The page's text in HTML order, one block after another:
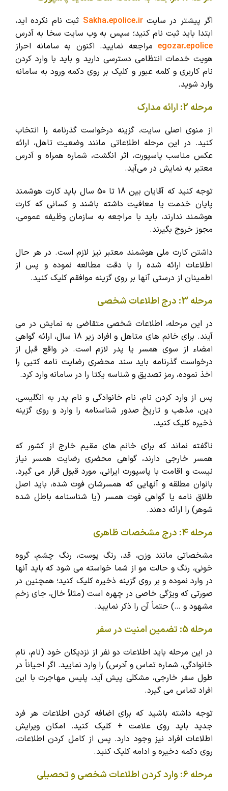
اگر پیشتر در سایتSakha.epolice.ir ثبت نام نکرده اید،
ابتدا باید ثبت نام کنید؛ سپس به وب سایت سخا به آدرس
egozar.epolice مراجعه نمایید. اکنون به سامانه احراز
هویت خدمات انتظامی دسترسی دارید و باید با وارد کردن
نام کاربری و کلمه عبور و کلیک بر روی دکمه ورود به سامانه
وارد شوید.
مرحله 2: ارائه مدارک
از منوی اصلی سایت، گزینه درخواست گذرنامه را انتخاب
کنید. در این مرحله اطلاعاتی مانند وضعیت تاهل، ارائه
عکس مناسب پاسپورت، اثر انگشت، شماره همراه و آدرس
معتبر به نمایش در می‌آید.
توجه کنید که آقایان بین 18 تا 50 سال باید کارت هوشمند
پایان خدمت یا معافیت داشته باشند و کسانی که کارت
هوشمند ندارند، باید با مراجعه به سازمان وظیفه عمومی،
مجوز خروج بگیرند.
داشتن کارت ملی هوشمند معتبر نیز لازم است. در هر حال
اطلاعات ارائه شده را با دقت مطالعه نموده و پس از
اطمینان از درستی آنها بر روی گزینه موافقم کلیک کنید.
مرحله 3: درج اطلاعات شخصی
در این مرحله، اطلاعات شخصی متقاضی به نمایش در می
آیند. برای خانم های متاهل و افراد زیر 18 سال، ارائه گواهی
امضاء از سوی همسر یا پدر لازم است. در واقع قبل از
درخواست گذرنامه باید سند محضری رضایت نامه کتبی را
اخذ نموده، رمز تصدیق و شناسه یکتا را در سامانه وارد کرد.
پس از وارد کردن نام، نام خانوادگی و نام پدر به انگلیسی،
دین، مذهب و تاریخ صدور شناسنامه را وارد و روی گزینه
ذخیره کلیک کنید.
ناگفته نماند که برای خانم های مقیم خارج از کشور که
همسر خارجی دارند، گواهی محضری رضایت همسر نیاز
نیست و اقامت با پاسپورت ایرانی، مورد قبول قرار می گیرد.
بانوان مطلقه و آنهایی که همسرشان فوت شده، باید اصل
طلاق نامه یا گواهی فوت همسر (یا شناسنامه باطل شده
شوهر) را ارائه دهند.
مرحله 4: درج مشخصات ظاهری
مشخصاتی مانند وزن، قد، رنگ پوست، رنگ چشم، گروه
خونی، رنگ و حالت مو از شما خواسته می شود که باید آنها
در وارد نموده و بر روی گزینه ذخیره کلیک کنید؛ همچنین در
صورتی که ویژگی خاصی در چهره است (مثلاً خال، جای زخم
مشهود و …) حتماً آن را ذکر نمایید.
مرحله 5: تضمین امنیت در سفر
در این مرحله باید اطلاعات دو نفر از نزدیکان خود (نام، نام
خانوادگی، شماره تماس و آدرس) را وارد نمایید. اگر احیاناً در
طول سفر خارجی، مشکلی پیش آید، پلیس مهاجرت با این
افراد تماس می گیرد.
توجه داشته باشید که برای اضافه کردن اطلاعات هر فرد
جدید باید روی علامت + کلیک کنید. امکان ویرایش
اطلاعات افراد نیز وجود دارد. پس از کامل کردن اطلاعات،
روی دکمه دخیره و ادامه کلیک کنید.
مرحله 6: وارد کردن اطلاعات شخصی و تحصیلی